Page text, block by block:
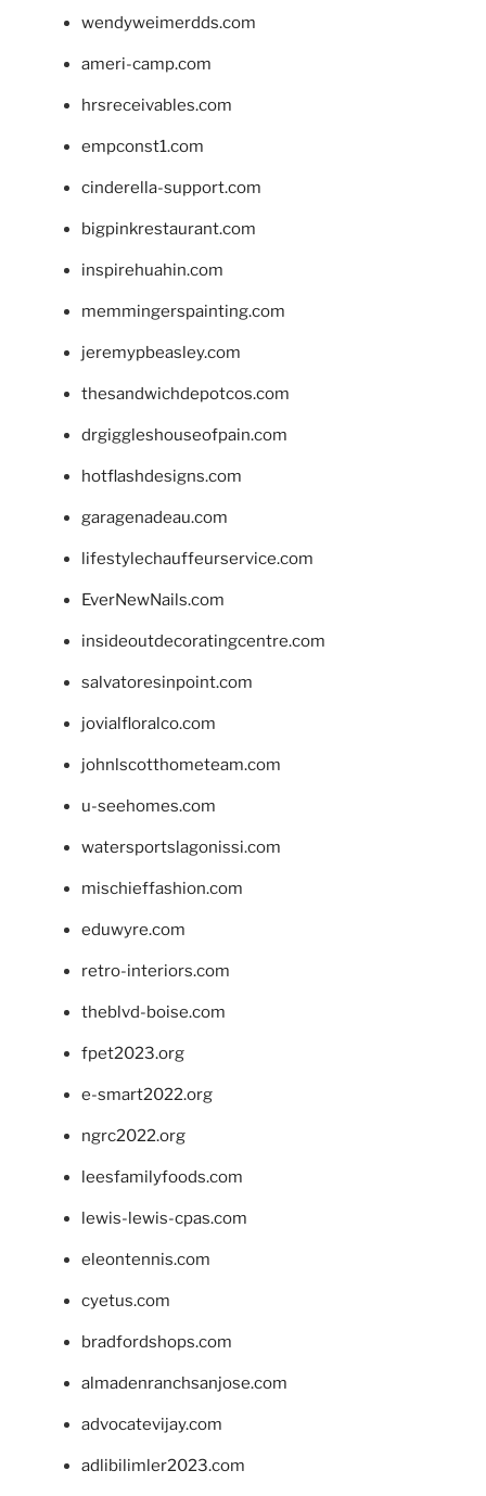
wendyweimerdds.com
ameri-camp.com
hrsreceivables.com
empconst1.com
cinderella-support.com
bigpinkrestaurant.com
inspirehuahin.com
memmingerspainting.com
jeremypbeasley.com
thesandwichdepotcos.com
drgiggleshouseofpain.com
hotflashdesigns.com
garagenadeau.com
lifestylechauffeurservice.com
EverNewNails.com
insideoutdecoratingcentre.com
salvatoresinpoint.com
jovialfloralco.com
johnlscotthometeam.com
u-seehomes.com
watersportslagonissi.com
mischieffashion.com
eduwyre.com
retro-interiors.com
theblvd-boise.com
fpet2023.org
e-smart2022.org
ngrc2022.org
leesfamilyfoods.com
lewis-lewis-cpas.com
eleontennis.com
cyetus.com
bradfordshops.com
almadenranchsanjose.com
advocatevijay.com
adlibilimler2023.com